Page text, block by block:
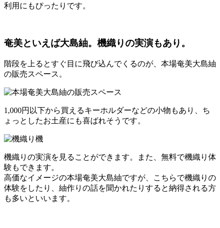
利用にもぴったりです。
奄美といえば大島紬。機織りの実演もあり。
階段を上るとすぐ目に飛び込んでくるのが、本場奄美大島紬
の販売スペース。
1,000円以下から買えるキーホルダーなどの小物もあり、ち
ょっとしたお土産にも喜ばれそうです。
機織りの実演を見ることができます。また、無料で機織り体
験もできます。
高価なイメージの本場奄美大島紬ですが、こちらで機織りの
体験をしたり、紬作りの話を聞かれたりすると納得される方
も多いといいます。